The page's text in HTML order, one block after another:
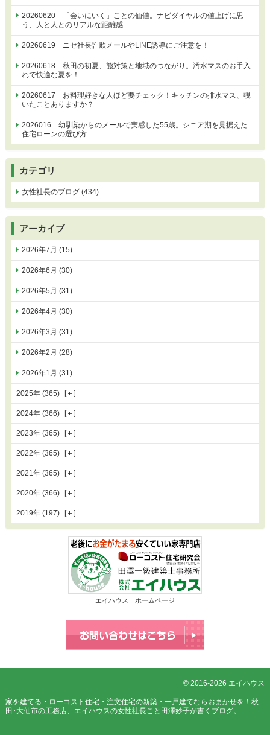
20260620 「会いにいく」ことの価値。ナビダイヤルの値上げに思
う、人と人とのリアルな距離感
20260619 ニセ社長詐欺メールやLINE誘導にご注意を！
20260618 秋田の初夏、熊対策と地域のつながり。汚水マスのお手入
れで快適な夏を！
20260617 お料理好きな人ほど要チェック！キッチンの排水マス、覗
いたことありますか？
2026016 幼馴染からのメールで実感した55歳。シニア期を見据えた
住宅ローンの選び方
カテゴリ
女性社長のブログ (434)
アーカイブ
2026年7月 (15)
2026年6月 (30)
2026年5月 (31)
2026年4月 (30)
2026年3月 (31)
2026年2月 (28)
2026年1月 (31)
2025年 (365)
2024年 (366)
2023年 (365)
2022年 (365)
2021年 (365)
2020年 (366)
2019年 (197)
エイハウス ホームページ
© 2016-2026 エイハウス
家を建てる・ローコスト住宅・ 注文住宅の新築・一戸建てならおまかせを！秋
田･大仙市の工務店、エイハウスの女性社長こと田澤妙子が書くブログ。